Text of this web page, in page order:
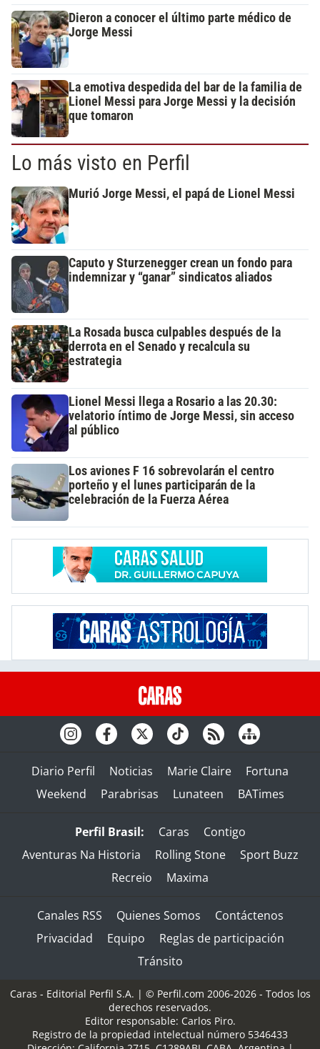
Dieron a conocer el último parte médico de
Jorge Messi
La emotiva despedida del bar de la familia de
Lionel Messi para Jorge Messi y la decisión
que tomaron
Lo más visto en Perfil
Murió Jorge Messi, el papá de Lionel Messi
Caputo y Sturzenegger crean un fondo para
indemnizar y “ganar” sindicatos aliados
La Rosada busca culpables después de la
derrota en el Senado y recalcula su
estrategia
Lionel Messi llega a Rosario a las 20.30:
velatorio íntimo de Jorge Messi, sin acceso
al público
Los aviones F 16 sobrevolarán el centro
porteño y el lunes participarán de la
celebración de la Fuerza Aérea
Diario Perfil Noticias Marie Claire
Fortuna
Weekend
Parabrisas Lunateen BATimes
Perfil Brasil: Caras
Contigo
Aventuras Na Historia
Rolling Stone
Sport Buzz
Recreio
Maxima
Canales RSS Quienes Somos
Contáctenos
Privacidad
Equipo
Reglas de participación
Tránsito
Caras - Editorial Perfil S.A. | © Perfil.com 2006-2026 - Todos los
derechos reservados.
Editor responsable: Carlos Piro.
Registro de la propiedad intelectual número 5346433